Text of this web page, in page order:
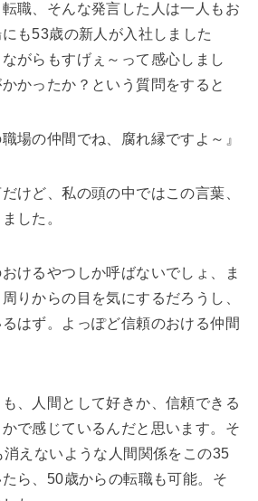
職、そんな発言した人は一人もお
も53歳の新人が入社しました
がらもすげぇ～って感心しまし
かったか？という質問をすると
場の仲間でね、腐れ縁ですよ～』
けど、私の頭の中ではこの言葉、
した。
おけるやつしか呼ばないでしょ、ま
りからの目を気にするだろうし、
はず。よっぽど信頼のおける仲間
、人間として好きか、信頼できる
で感じているんだと思います。そ
えないような人間関係をこの35
ら、50歳からの転職も可能。そ